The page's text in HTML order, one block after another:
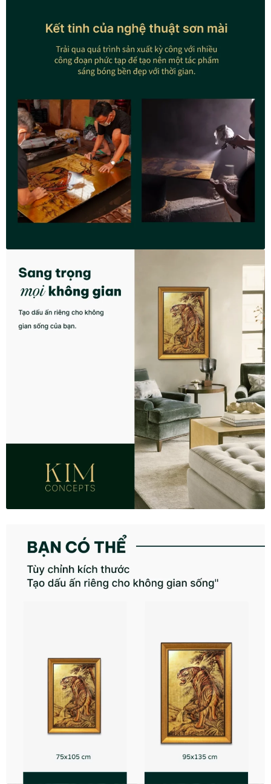
In tranh treo tường theo yêu cầu
Fine Art Giclée Printing
In ảnh theo yêu cầu
In tranh canvas theo yêu cầu
In tranh dán tường theo yêu cầu
in tranh mica
Khung ảnh
Khung tranh gỗ sồi
Khung tranh treo tường
Nhận vẽ tranh theo yêu cầu
Quà tặng cao cấp
Quà tặng đối tác nước ngoài
Sản phẩm mới
Test home page 260225